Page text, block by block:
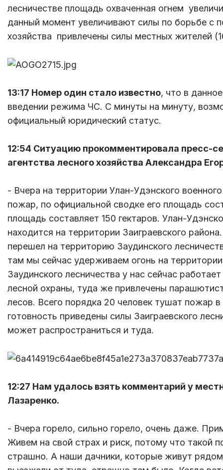
лесничестве площадь охваченная огнем
данный момент увеличивают силы по борьбе с
хозяйства привлечены силы местных жителей
13:17 Номер один стало известно, что в
введении режима ЧС. С минуты на минуту,
официальный юридический статус.
12:54 Ситуацию прокомментировала пресс-
агентства лесного хозяйства Александра
- Вчера на территории Улан-Удэнского
пожар, по официальной сводке его площадь
площадь составляет 150 гектаров. Улан-
находится на территории Заиграевского
перешел на территорию Заудинского
там мы сейчас удерживаем огонь на
Заудинского лесничества у нас сейчас
лесной охраны, туда же привлечены
лесов. Всего порядка 20 человек тушат пожар
готовность приведены силы Заиграевского
может распространиться и туда.
12:27 Нам удалось взять комментарий у
Лазаренко.
- Вчера горело, сильно горело, очень даже.
Живем на свой страх и риск, потому что такой
страшно. А наши дачники, которые живут